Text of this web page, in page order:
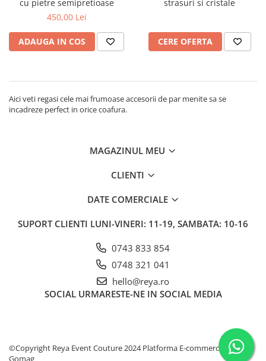
cu pietre semipretioase
450,00 Lei
ADAUGA IN COS
strasuri si cristale
CERE OFERTA
Aici veti regasi cele mai frumoase accesorii de par menite sa se
incadreze perfect in orice coafura.
MAGAZINUL MEU
CLIENTI
DATE COMERCIALE
SUPORT CLIENTI LUNI-VINERI: 11-19, SAMBATA: 10-16
0743 833 854
0748 321 041
hello@reya.ro
SOCIAL URMARESTE-NE IN SOCIAL MEDIA
©Copyright Reya Event Couture 2024Platforma E-commerce by
Gomag